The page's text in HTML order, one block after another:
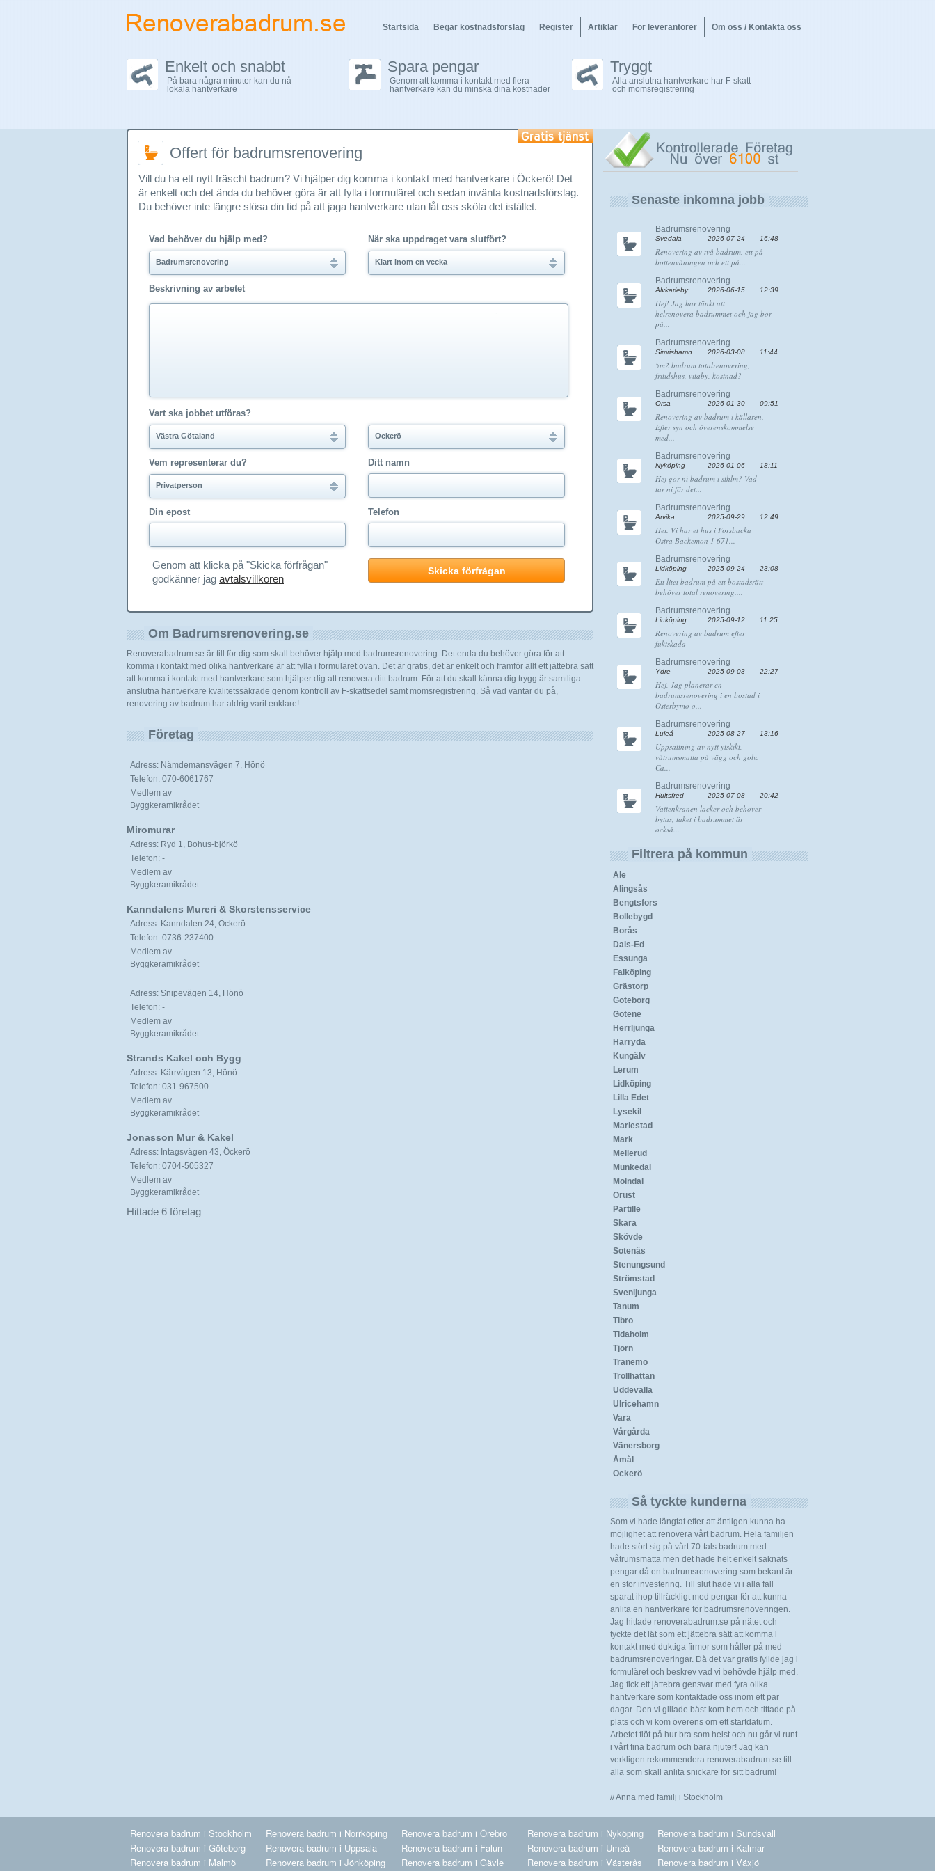
Startsida Begär kostnadsförslag Register Artiklar För leverantörer Om oss / Kontakta oss
Enkelt och snabbt
På bara några minuter kan du nå
lokala hantverkare
Spara pengar
Genom att komma i kontakt med flera
hantverkare kan du minska dina kostnader
Tryggt
Alla anslutna hantverkare har F-skatt
och momsregistrering
Offert för badrumsrenovering
Vill du ha ett nytt fräscht badrum? Vi hjälper dig komma i kontakt med hantverkare i Öckerö! Det
är enkelt och det ända du behöver göra är att fylla i formuläret och sedan invänta kostnadsförslag.
Du behöver inte längre slösa din tid på att jaga hantverkare utan låt oss sköta det istället.
Vad behöver du hjälp med?
Badrumsrenovering
När ska uppdraget vara slutfört?
Klart inom en vecka
Beskrivning av arbetet
Vart ska jobbet utföras?
Västra Götaland Öckerö
Vem representerar du?
Privatperson
Ditt namn
Din epost Telefon
Genom att klicka på "Skicka förfrågan"
godkänner jag avtalsvillkoren
Om Badrumsrenovering.se
Renoverabadrum.se är till för dig som skall behöver hjälp med badrumsrenovering. Det enda du behöver göra för att
komma i kontakt med olika hantverkare är att fylla i formuläret ovan. Det är gratis, det är enkelt och framför allt ett jättebra sätt
att komma i kontakt med hantverkare som hjälper dig att renovera ditt badrum. För att du skall känna dig trygg är samtliga
anslutna hantverkare kvalitetssäkrade genom kontroll av F-skattsedel samt momsregistrering. Så vad väntar du på,
renovering av badrum har aldrig varit enklare!
Företag
Adress: Nämdemansvägen 7, Hönö
Telefon: 070-6061767
Medlem av
Byggkeramikrådet
Miromurar
Adress: Ryd 1, Bohus-björkö
Telefon: -
Medlem av
Byggkeramikrådet
Kanndalens Mureri & Skorstensservice
Adress: Kanndalen 24, Öckerö
Telefon: 0736-237400
Medlem av
Byggkeramikrådet
Adress: Snipevägen 14, Hönö
Telefon: -
Medlem av
Byggkeramikrådet
Strands Kakel och Bygg
Adress: Kärrvägen 13, Hönö
Telefon: 031-967500
Medlem av
Byggkeramikrådet
Jonasson Mur & Kakel
Adress: Intagsvägen 43, Öckerö
Telefon: 0704-505327
Medlem av
Byggkeramikrådet
Hittade 6 företag
Senaste inkomna jobb
Badrumsrenovering
Svedala 2026-07-24 16:48
Renovering av två badrum, ett på
bottenvåningen och ett på...
Badrumsrenovering
Älvkarleby 2026-06-15 12:39
Hej! Jag har tänkt att
helrenovera badrummet och jag bor
på...
Badrumsrenovering
Simrishamn 2026-03-08 11:44
5m2 badrum totalrenovering,
fritidshus, vitaby, kostnad?
Badrumsrenovering
Orsa 2026-01-30 09:51
Renovering av badrum i källaren.
Efter syn och överenskommelse
med...
Badrumsrenovering
Nyköping 2026-01-06 18:11
Hej gör ni badrum i sthlm? Vad
tar ni för det...
Badrumsrenovering
Arvika 2025-09-29 12:49
Hei. Vi har et hus i Forsbacka
Östra Backemon 1 671...
Badrumsrenovering
Lidköping 2025-09-24 23:08
Ett litet badrum på ett bostadsrätt
behöver total renovering....
Badrumsrenovering
Linköping 2025-09-12 11:25
Renovering av badrum efter
fuktskada
Badrumsrenovering
Ydre 2025-09-03 22:27
Hej, Jag planerar en
badrumsrenovering i en bostad i
Österbymo o...
Badrumsrenovering
Luleå 2025-08-27 13:16
Uppsättning av nytt ytskikt,
våtrumsmatta på vägg och golv.
Ca...
Badrumsrenovering
Hultsfred 2025-07-08 20:42
Vattenkranen läcker och behöver
bytas, taket i badrummet är
också...
Filtrera på kommun
Ale
Alingsås
Bengtsfors
Bollebygd
Borås
Dals-Ed
Essunga
Falköping
Grästorp
Göteborg
Götene
Herrljunga
Härryda
Kungälv
Lerum
Lidköping
Lilla Edet
Lysekil
Mariestad
Mark
Mellerud
Munkedal
Mölndal
Orust
Partille
Skara
Skövde
Sotenäs
Stenungsund
Strömstad
Svenljunga
Tanum
Tibro
Tidaholm
Tjörn
Tranemo
Trollhättan
Uddevalla
Ulricehamn
Vara
Vårgårda
Vänersborg
Åmål
Öckerö
Så tyckte kunderna
Som vi hade längtat efter att äntligen kunna ha
möjlighet att renovera vårt badrum. Hela familjen
hade stört sig på vårt 70-tals badrum med
våtrumsmatta men det hade helt enkelt saknats
pengar då en badrumsrenovering som bekant är
en stor investering. Till slut hade vi i alla fall
sparat ihop tillräckligt med pengar för att kunna
anlita en hantverkare för badrumsrenoveringen.
Jag hittade renoverabadrum.se på nätet och
tyckte det lät som ett jättebra sätt att komma i
kontakt med duktiga firmor som håller på med
badrumsrenoveringar. Då det var gratis fyllde jag i
formuläret och beskrev vad vi behövde hjälp med.
Jag fick ett jättebra gensvar med fyra olika
hantverkare som kontaktade oss inom ett par
dagar. Den vi gillade bäst kom hem och tittade på
plats och vi kom överens om ett startdatum.
Arbetet flöt på hur bra som helst och nu går vi runt
i vårt fina badrum och bara njuter! Jag kan
verkligen rekommendera renoverabadrum.se till
alla som skall anlita snickare för sitt badrum!
// Anna med familj i Stockholm
Renovera badrum i Stockholm
Renovera badrum i Göteborg
Renovera badrum i Malmö
Renovera badrum i Norrköping
Renovera badrum i Uppsala
Renovera badrum i Jönköping
Renovera badrum i Örebro
Renovera badrum i Falun
Renovera badrum i Gävle
Renovera badrum i Nyköping
Renovera badrum i Umeå
Renovera badrum i Västerås
Renovera badrum i Sundsvall
Renovera badrum i Kalmar
Renovera badrum i Växjö